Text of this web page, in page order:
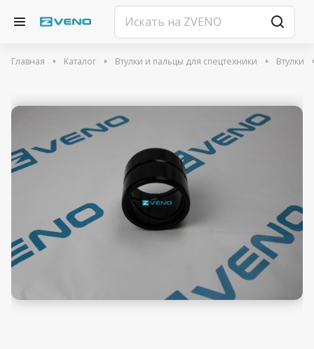
Главная Каталог Втулки и пальцы для спецтехники Втулки